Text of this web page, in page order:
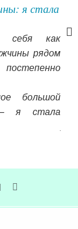
я стала
себя как
рядом
большой
— я стала